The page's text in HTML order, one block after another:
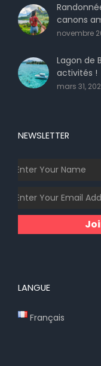
canons
novembre
Lagon de
activités !
mars 31,
NEWSLETTER
LANGUE
Français